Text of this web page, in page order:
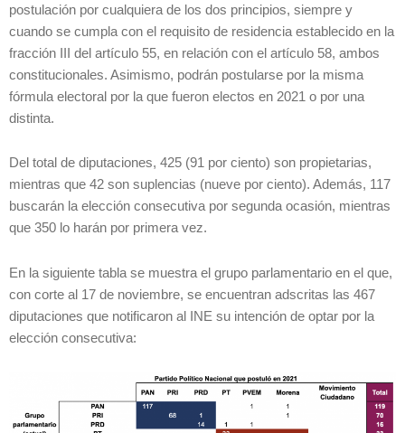
postulación por cualquiera de los dos principios, siempre y
cuando se cumpla con el requisito de residencia establecido en la
fracción III del artículo 55, en relación con el artículo 58, ambos
constitucionales. Asimismo, podrán postularse por la misma
fórmula electoral por la que fueron electos en 2021 o por una
distinta.
Del total de diputaciones, 425 (91 por ciento) son propietarias,
mientras que 42 son suplencias (nueve por ciento). Además, 117
buscarán la elección consecutiva por segunda ocasión, mientras
que 350 lo harán por primera vez.
En la siguiente tabla se muestra el grupo parlamentario en el que,
con corte al 17 de noviembre, se encuentran adscritas las 467
diputaciones que notificaron al INE su intención de optar por la
elección consecutiva: